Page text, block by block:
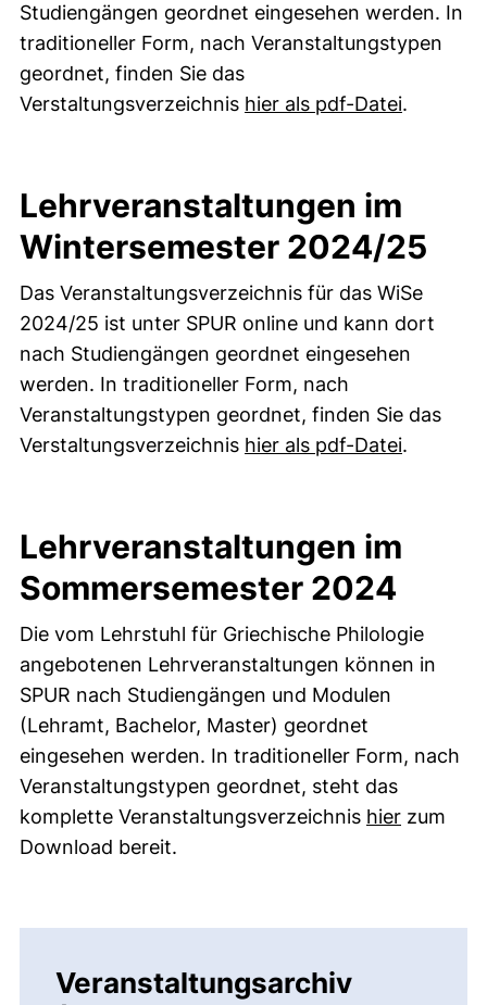
Studiengängen geordnet eingesehen werden. In
traditioneller Form, nach Veranstaltungstypen
geordnet, finden Sie das
Verstaltungsverzeichnis hier als pdf-Datei(öffnet
.
Lehrveranstaltungen im
Wintersemester 2024/25
Das Veranstaltungsverzeichnis für das WiSe
2024/25 ist unter SPUR online und kann dort
nach Studiengängen geordnet eingesehen
werden. In traditioneller Form, nach
Veranstaltungstypen geordnet, finden Sie das
Verstaltungsverzeichnis hier als pdf-Datei(öffnet
.
Lehrveranstaltungen im
Sommersemester 2024
Die vom Lehrstuhl für Griechische Philologie
angebotenen Lehrveranstaltungen können in
SPUR nach Studiengängen und Modulen
(Lehramt, Bachelor, Master) geordnet
eingesehen werden. In traditioneller Form, nach
Veranstaltungstypen geordnet, steht das
komplette Veranstaltungsverzeichnis hier(öffnet
zum
Download bereit.
Veranstaltungsarchiv